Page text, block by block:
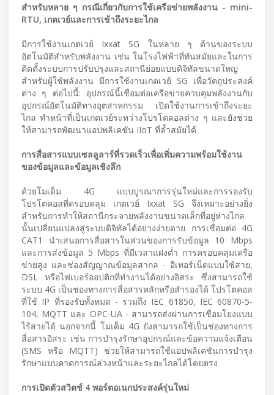
สำหรับหลาย ๆ กรณีเกี่ยวกับการใช้เครือข่ายพลังงาน - mini-
RTU, เกตเวย์และการเข้าถึงระยะไกล
มีการใช้งานเกตเวย์ Ixxat SG ในหลาย ๆ ด้านของระบบ
อัตโนมัติสำหรับพลังงาน เช่น ในโรงไฟฟ้าที่ทันสมัยและในการ
ติดตั้งระบบการปรับปรุงและสถานีย่อยแบบดิจิทัลขนาดใหญ่
สำหรับผู้ใช้พลังงาน มีการใช้งานเกตเวย์ SG เพื่อวัตถุประสงค์
ต่าง ๆ ต่อไปนี้: อุปกรณ์นี้เชื่อมต่อเครือข่ายควบคุมพลังงานกับ
อุปกรณ์อัตโนมัติทางอุตสาหกรรม เปิดใช้งานการเข้าถึงระยะ
ไกล ทำหน้าที่เป็นเกตเวย์ระหว่างโปรโตคอลต่าง ๆ และยังช่วย
ให้สามารถพัฒนาแอปพลิเคชัน IIoT ที่ล้ำสมัยได้
การสื่อสารแบบเซลลูลาร์ที่รวดเร็วเพื่อเพิ่มความพร้อมใช้งาน
ของข้อมูลและข้อมูลเชิงลึก
ด้วยโมเด็ม 4G แบบบูรณาการรุ่นใหม่และการรองรับ
โปรโตคอลที่ครอบคลุม เกตเวย์ Ixxat SG จึงเหมาะอย่างยิ่ง
สำหรับการทำให้สถานีกระจายพลังงานขนาดเล็กที่อยู่ห่างไกล
นั้นเปลี่ยนแปลงสู่ระบบดิจิทัลได้อย่างง่ายดาย การเชื่อมต่อ 4G
CAT1 นำเสนอการสื่อสารในส่วนของการรับข้อมูล 10 Mbps
และการส่งข้อมูล 5 Mbps ที่มีเวลาแฝงต่ำ การครอบคลุมเครือ
ข่ายสูง และช่องสัญญาณข้อมูลสากล - อีเทอร์เน็ตแบบใช้สาย,
DSL หรือไฟเบอร์ออปติกที่ทำงานได้อย่างอิสระ ซึ่งสามารถใช้
ระบบ 4G เป็นช่องทางการสื่อสารหลักหรือสำรองได้ โปรโตคอล
ที่ใช้ IP ที่รองรับทั้งหมด - รวมถึง IEC 61850, IEC 60870-5-
104, MQTT และ OPC-UA - สามารถส่งผ่านการเชื่อมโยงแบบ
ไร้สายได้ นอกจากนี้ โมเด็ม 4G ยังสามารถใช้เป็นช่องทางการ
สื่อสารอิสระ เช่น การบำรุงรักษาอุปกรณ์และข้อความแจ้งเตือน
(SMS หรือ MQTT) ช่วยให้สามารถใช้แอปพลิเคชันการบำรุง
รักษาแบบคาดการณ์ล่วงหน้าและระยะไกลได้โดยตรง
การเปิดตัวสวิตช์ 4 พอร์ตอเนกประสงค์รุ่นใหม่